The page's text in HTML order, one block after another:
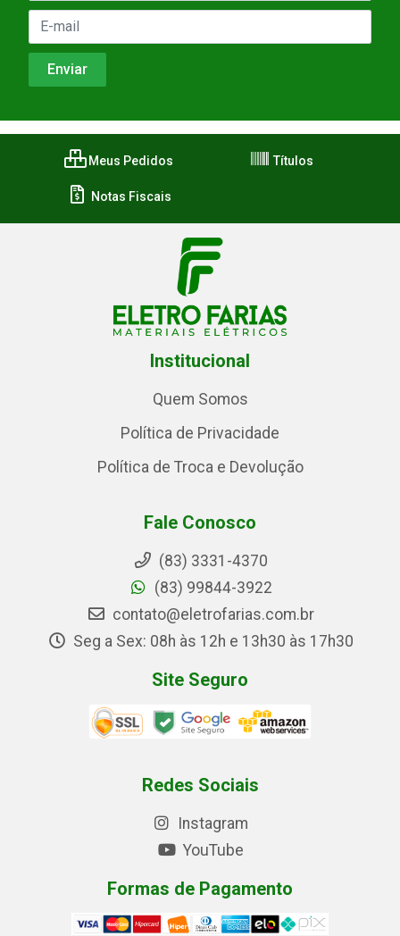
Meus Pedidos Títulos
Notas Fiscais
Institucional
Quem Somos
Política de Privacidade
Política de Troca e Devolução
Fale Conosco
(83) 3331-4370
(83) 99844-3922
contato@eletrofarias.com.br
Seg a Sex: 08h às 12h e 13h30 às 17h30
Site Seguro
Redes Sociais
Instagram
YouTube
Formas de Pagamento